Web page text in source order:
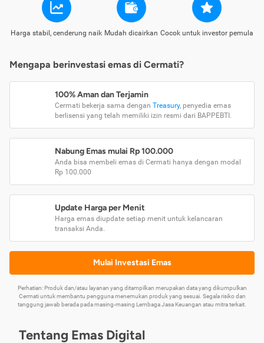
Harga stabil, cenderung naik Mudah dicairkan Cocok untuk investor pemula
Mengapa berinvestasi emas di Cermati?
100% Aman dan Terjamin
Cermati bekerja sama dengan Treasury, penyedia emas
berlisensi yang telah memiliki izin resmi dari BAPPEBTI.
Nabung Emas mulai Rp 100.000
Anda bisa membeli emas di Cermati hanya dengan modal
Rp 100.000
Update Harga per Menit
Harga emas diupdate setiap menit untuk kelancaran
transaksi Anda.
Mulai Investasi Emas
Perhatian: Produk dan/atau layanan yang ditampilkan merupakan data yang dikumpulkan
Cermati untuk membantu pengguna menemukan produk yang sesuai. Segala risiko dan
tanggung jawab berada pada masing-masing Lembaga Jasa Keuangan atau mitra terkait.
Tentang Emas Digital